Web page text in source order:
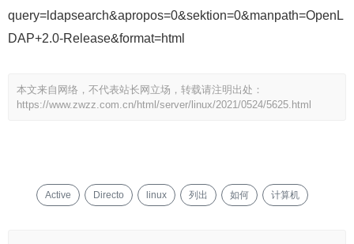
query=ldapsearch&apropos=0&sektion=0&manpath=OpenL
DAP+2.0-Release&format=html
本文来自网络，不代表站长网立场，转载请注明出处：
https://www.zwzz.com.cn/html/server/linux/2021/0524/5625.html
Active Directo linux 列出 如何 计算机